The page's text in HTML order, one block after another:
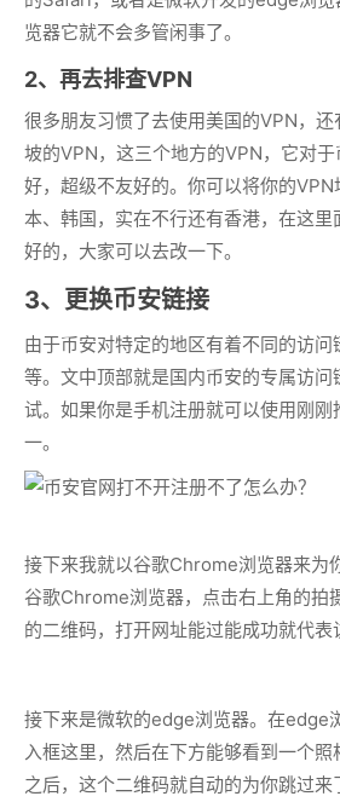
览器它就不会多管闲事了。
2、再去排查VPN
很多朋友习惯了去使用美国的VPN，
坡的VPN，这三个地方的VPN，它对
好，超级不友好的。你可以将你的
本、韩国，实在不行还有香港，在这
好的，大家可以去改一下。
3、更换币安链接
由于币安对特定的地区有着不同的访问
等。文中顶部就是国内币安的专属访
试。如果你是手机注册就可以使用刚刚
一。
接下来我就以谷歌Chrome浏览器来为
谷歌Chrome浏览器，点击右上角的拍
的二维码，打开网址能过能成功就代表
接下来是微软的edge浏览器。在edge
入框这里，然后在下方能够看到一个
之后，这个二维码就自动的为你跳过来